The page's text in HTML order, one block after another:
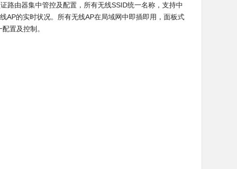
路由器集中管控及配置，所有无线SSID统一名称，支持中
AP的实时状况。所有无线AP在局域网中即插即用，面板式
置及控制。